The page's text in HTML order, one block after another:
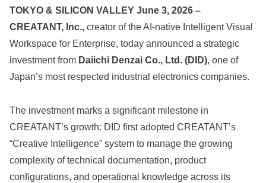
TOKYO & SILICON VALLEY June 3, 2026 –
CREATANT, Inc., creator of the AI-native Intelligent Visual
Workspace for Enterprise, today announced a strategic
investment from Daiichi Denzai Co., Ltd. (DID), one of
Japan’s most respected industrial electronics companies.
The investment marks a significant milestone in
CREATANT’s growth: DID first adopted CREATANT’s
“Creative Intelligence” system to manage the growing
complexity of technical documentation, product
configurations, and operational knowledge across its